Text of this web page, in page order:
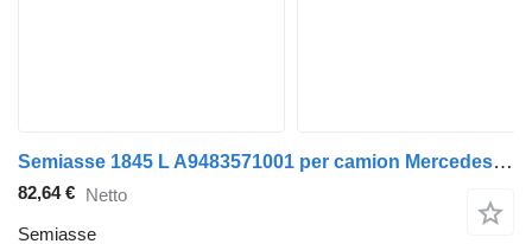
Semiasse 1845 L A9483571001 per camion Mercedes-Benz ACTROS MP4
82,64 € Netto
Semiasse